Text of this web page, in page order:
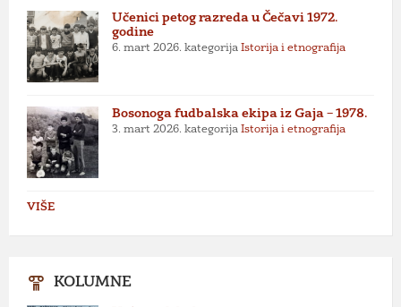
Učenici petog razreda u Čečavi 1972.
godine
6. mart 2026. kategorija Istorija i etnografija
Bosonoga fudbalska ekipa iz Gaja – 1978.
3. mart 2026. kategorija Istorija i etnografija
VIŠE
KOLUMNE